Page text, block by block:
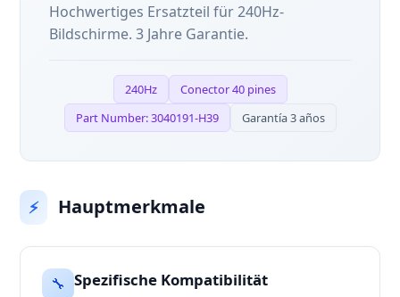
Hochwertiges Ersatzteil für 240Hz-
Bildschirme. 3 Jahre Garantie.
240Hz
Conector 40 pines
Part Number: 3040191-H39
Garantía 3 años
⚡ Hauptmerkmale
🔧 Spezifische Kompatibilität